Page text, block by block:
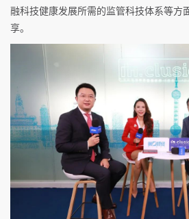
融科技健康发展所需的监管科技体系等方
享。